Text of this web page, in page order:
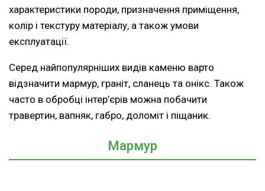
характеристики породи, призначення приміщення,
колір і текстуру матеріалу, а також умови
експлуатації.
Серед найпопулярніших видів каменю варто
відзначити мармур, граніт, сланець та онікс. Також
часто в обробці інтер’єрів можна побачити
травертин, вапняк, габро, доломіт і піщаник.
Мармур